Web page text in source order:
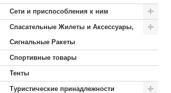
Сети и приспособления к ним
Спасательные Жилеты и Аксессуары,
Сигнальные Ракеты
Спортивные товары
Тенты
Туристические принадлежности